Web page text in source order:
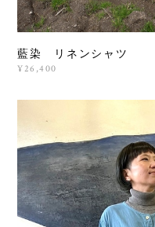
藍染 リネンシャツ
¥26,400